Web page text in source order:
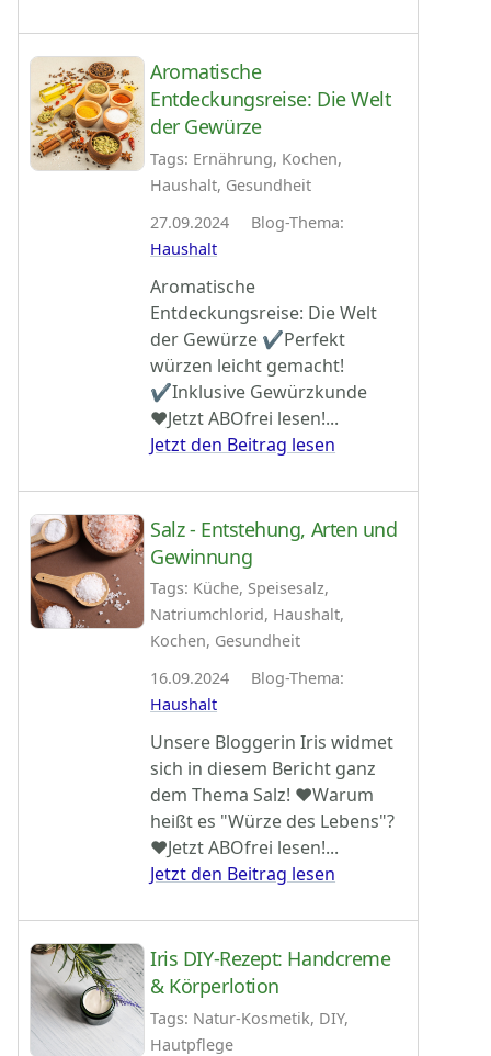
Aromatische
Entdeckungsreise: Die Welt
der Gewürze
Tags: Ernährung, Kochen,
Haushalt, Gesundheit
27.09.2024 Blog-Thema:
Haushalt
Aromatische
Entdeckungsreise: Die Welt
der Gewürze ✔Perfekt
würzen leicht gemacht!
✔Inklusive Gewürzkunde
♥Jetzt ABOfrei lesen!...
Jetzt den Beitrag lesen
Salz - Entstehung, Arten und
Gewinnung
Tags: Küche, Speisesalz,
Natriumchlorid, Haushalt,
Kochen, Gesundheit
16.09.2024 Blog-Thema:
Haushalt
Unsere Bloggerin Iris widmet
sich in diesem Bericht ganz
dem Thema Salz! ♥Warum
heißt es "Würze des Lebens"?
♥Jetzt ABOfrei lesen!...
Jetzt den Beitrag lesen
Iris DIY-Rezept: Handcreme
& Körperlotion
Tags: Natur-Kosmetik, DIY,
Hautpflege